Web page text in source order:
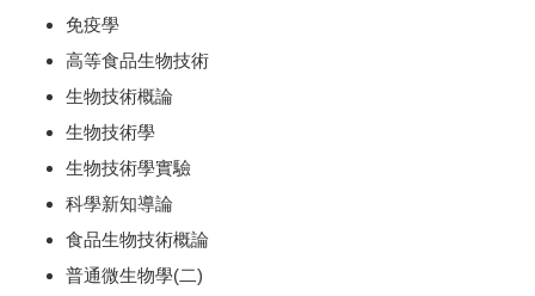
免疫學
高等食品生物技術
生物技術概論
生物技術學
生物技術學實驗
科學新知導論
食品生物技術概論
普通微生物學(二)